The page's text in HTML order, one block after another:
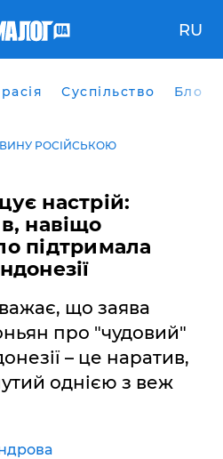
RU
расія Суспільство Блоги
РОСІЙСЬКОЮ
настрій:
навіщо
підтримала
що заява
про "чудовий"
– це наратив,
однією з веж